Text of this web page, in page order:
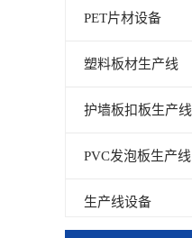
PET片材设备
塑料板材生产线
护墙板扣板生产线
PVC发泡板生产线
生产线设备